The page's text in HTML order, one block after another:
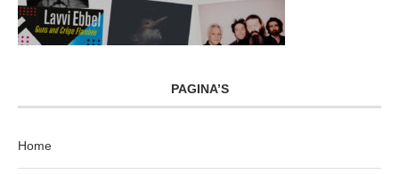
PAGINA’S
Home